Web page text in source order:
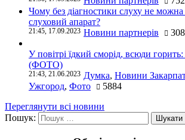
Чому без діагностики слуху не
слуховий апарат?
21:45, 17.09.2023 Новини партнерів
У повітрі їдкий сморід, всюди
(ФОТО)
21:43, 21.06.2023 Думка, Новини
Ужгород, Фото
5884
Переглянути всі новини
Пошук: